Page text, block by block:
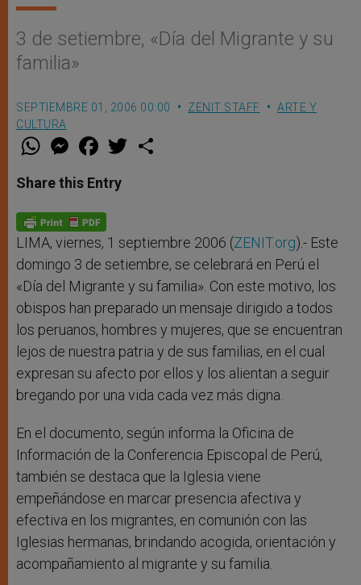
3 de setiembre, «Día del Migrante y su
familia»
SEPTIEMBRE 01, 2006 00:00 ZENIT STAFF
ARTE Y
CULTURA
W
t
s
p
p
M
e
s
e
g
e
r
F
a
e
b
o
k
w
Share this Entry
LIMA, viernes, 1 septiembre 2006 (ZENIT.org).- Este
domingo 3 de setiembre, se celebrará en Perú el
«Día del Migrante y su familia». Con este motivo, los
obispos han preparado un mensaje dirigido a todos
los peruanos, hombres y mujeres, que se encuentran
lejos de nuestra patria y de sus familias, en el cual
expresan su afecto por ellos y los alientan a seguir
bregando por una vida cada vez más digna.
En el documento, según informa la Oficina de
Información de la Conferencia Episcopal de Perú,
también se destaca que la Iglesia viene
empeñándose en marcar presencia afectiva y
efectiva en los migrantes, en comunión con las
Iglesias hermanas, brindando acogida, orientación y
acompañamiento al migrante y su familia.